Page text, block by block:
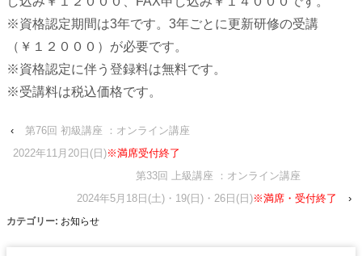
※資格認定期間は3年です。3年ごとに更新研修の受講
（￥１２０００）が必要です。
※資格認定に伴う登録料は無料です。
※受講料は税込価格です。
‹
第76回 初級講座 ：オンライン講座
2022年11月20日(日)※満席受付終了
第33回 上級講座 ：オンライン講座
2024年5月18日(土)・19(日)・26日(日)※満席・受付終了 ›
カテゴリー: お知らせ